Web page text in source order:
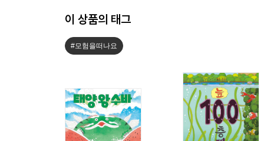
이 상품의 태그
#모험을떠나요